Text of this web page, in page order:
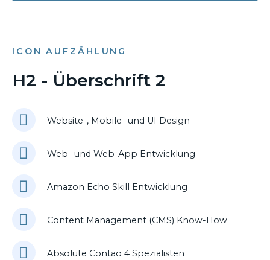
ICON AUFZÄHLUNG
H2 - Überschrift 2
Website-, Mobile- und UI Design
Web- und Web-App Entwicklung
Amazon Echo Skill Entwicklung
Content Management (CMS) Know-How
Absolute Contao 4 Spezialisten